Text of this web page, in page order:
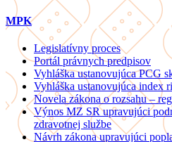
MPK
Legislatívny proces
Portál právnych predpisov
Vyhláška ustanovujúca PCG
Vyhláška ustanovujúca index
Novela zákona o rozsahu –
Výnos MZ SR upravujúci
zdravotnej službe
Návrh zákona upravujúci